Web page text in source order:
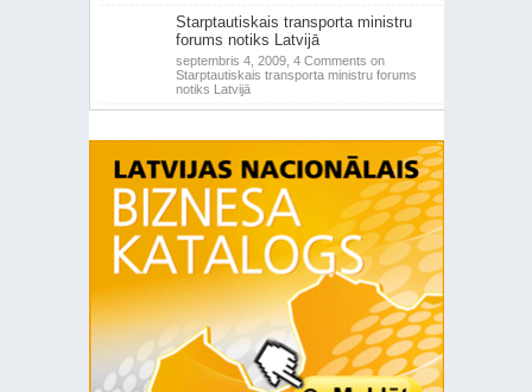
Starptautiskais transporta ministru
forums notiks Latvijā
septembris 4, 2009, 4 Comments on
Starptautiskais transporta ministru forums
notiks Latvijā